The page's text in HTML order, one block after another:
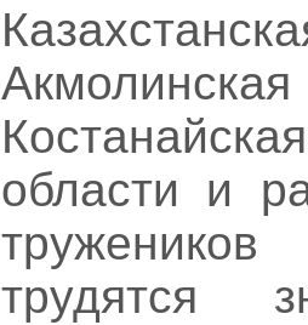
области и
трудятся